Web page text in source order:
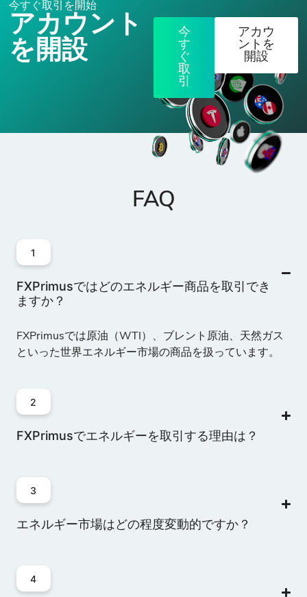
今すぐ取引を開始
アカウント
を開設
今
す
ぐ
取
引
アカウ
ントを
開設
FAQ
1
FXPrimusではどのエネルギー商品を取引でき
ますか？
FXPrimusでは原油（WTI）、ブレント原油、天然ガス
といった世界エネルギー市場の商品を扱っています。
2
FXPrimusでエネルギーを取引する理由は？
3
エネルギー市場はどの程度変動的ですか？
4